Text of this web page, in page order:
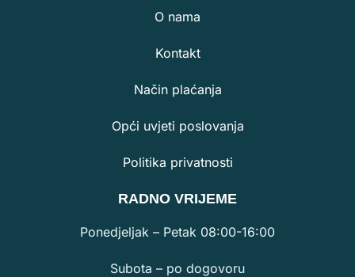
O nama
Kontakt
Način plaćanja
Opći uvjeti poslovanja
Politika privatnosti
RADNO VRIJEME
Ponedjeljak – Petak 08:00-16:00
Subota – po dogovoru